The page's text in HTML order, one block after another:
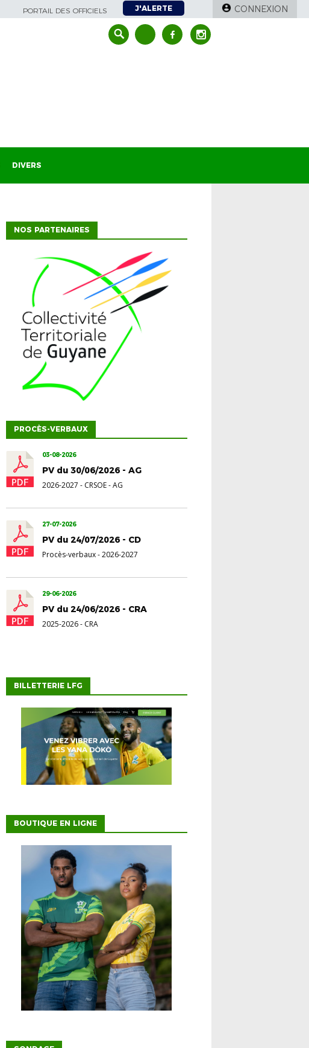
PORTAIL DES OFFICIELS J'ALERTE CONNEXION
DIVERS
NOS PARTENAIRES
PROCÈS-VERBAUX
03-08-2026
PV du 30/06/2026 - AG
2026-2027 - CRSOE - AG
27-07-2026
PV du 24/07/2026 - CD
Procès-verbaux-2026-2027
29-06-2026
PV du 24/06/2026 - CRA
2025-2026- CRA
BILLETTERIE LFG
BOUTIQUE EN LIGNE